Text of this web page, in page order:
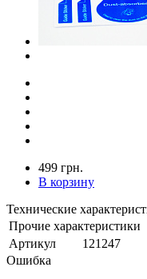
499 грн.
В корзину
Технические
Прочие характеристики
Артикул
121247
Ошибка